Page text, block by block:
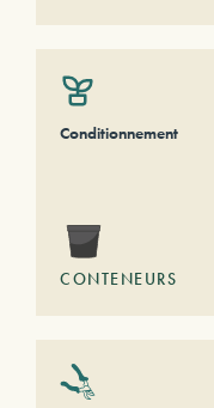
Conditionnement
CONTENEURS